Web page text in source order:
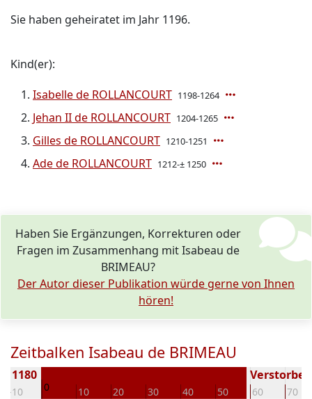
Sie haben geheiratet im Jahr 1196.
Kind(er):
Isabelle de ROLLANCOURT 1198-1264
Jehan II de ROLLANCOURT 1204-1265
Gilles de ROLLANCOURT 1210-1251
Ade de ROLLANCOURT 1212-± 1250
Haben Sie Ergänzungen, Korrekturen oder
Fragen im Zusammenhang mit Isabeau de
BRIMEAU?
Der Autor dieser Publikation würde gerne von Ihnen
hören!
Zeitbalken Isabeau de BRIMEAU
-10 0 10 20 30 40 50 60 70
1180